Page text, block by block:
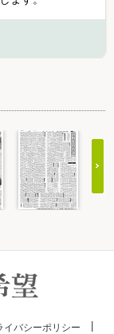
イバシーポリシー